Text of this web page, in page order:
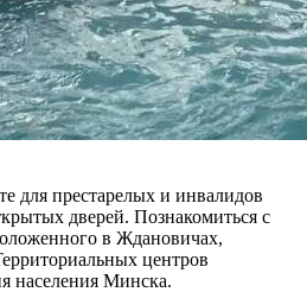
для престарелых и инвалидов
дверей. Познакомиться с
в Ждановичах,
центров
населения Минска.